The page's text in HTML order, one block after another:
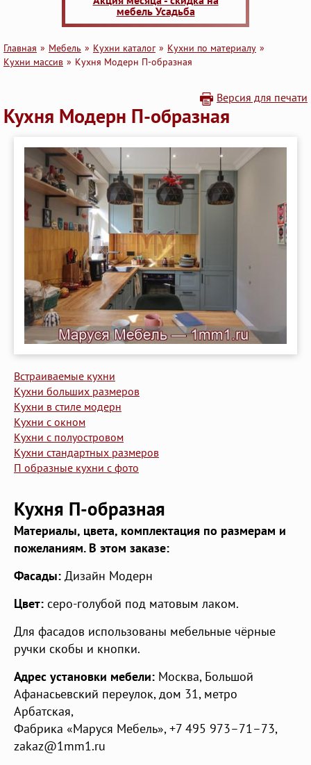
мебель Усадьба
Главная Мебель Кухни каталог
Кухни по материалу
Кухни массив
Кухня Модерн П-образная
Версия для печати
Кухня Модерн П-образная
Встраиваемые кухни
Кухни больших размеров
Кухни в стиле модерн
Кухни с окном
Кухни с полуостровом
Кухни стандартных размеров
П образные кухни с фото
Кухня П-образная
Материалы, цвета, комплектация по размерам и
пожеланиям. В этом заказе:
Фасады: Дизайн Модерн
Цвет: серо-голубой под матовым лаком.
Для фасадов использованы мебельные чёрные
ручки скобы и кнопки.
Адрес установки мебели: Москва, Большой
Афанасьевский переулок, дом 31, метро
Арбатская,
Фабрика «Маруся Мебель»,+7 495 973–71–73,
zakaz@1mm1.ru